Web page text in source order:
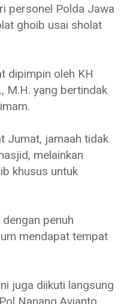
personel Polda Jawa
ghoib usai sholat
dipimpin oleh KH
M.H. yang bertindak
Jumat, jamaah tidak
melainkan
khusus untuk
penuh
mendapat tempat
juga diikuti langsung
Nanang Avianto,